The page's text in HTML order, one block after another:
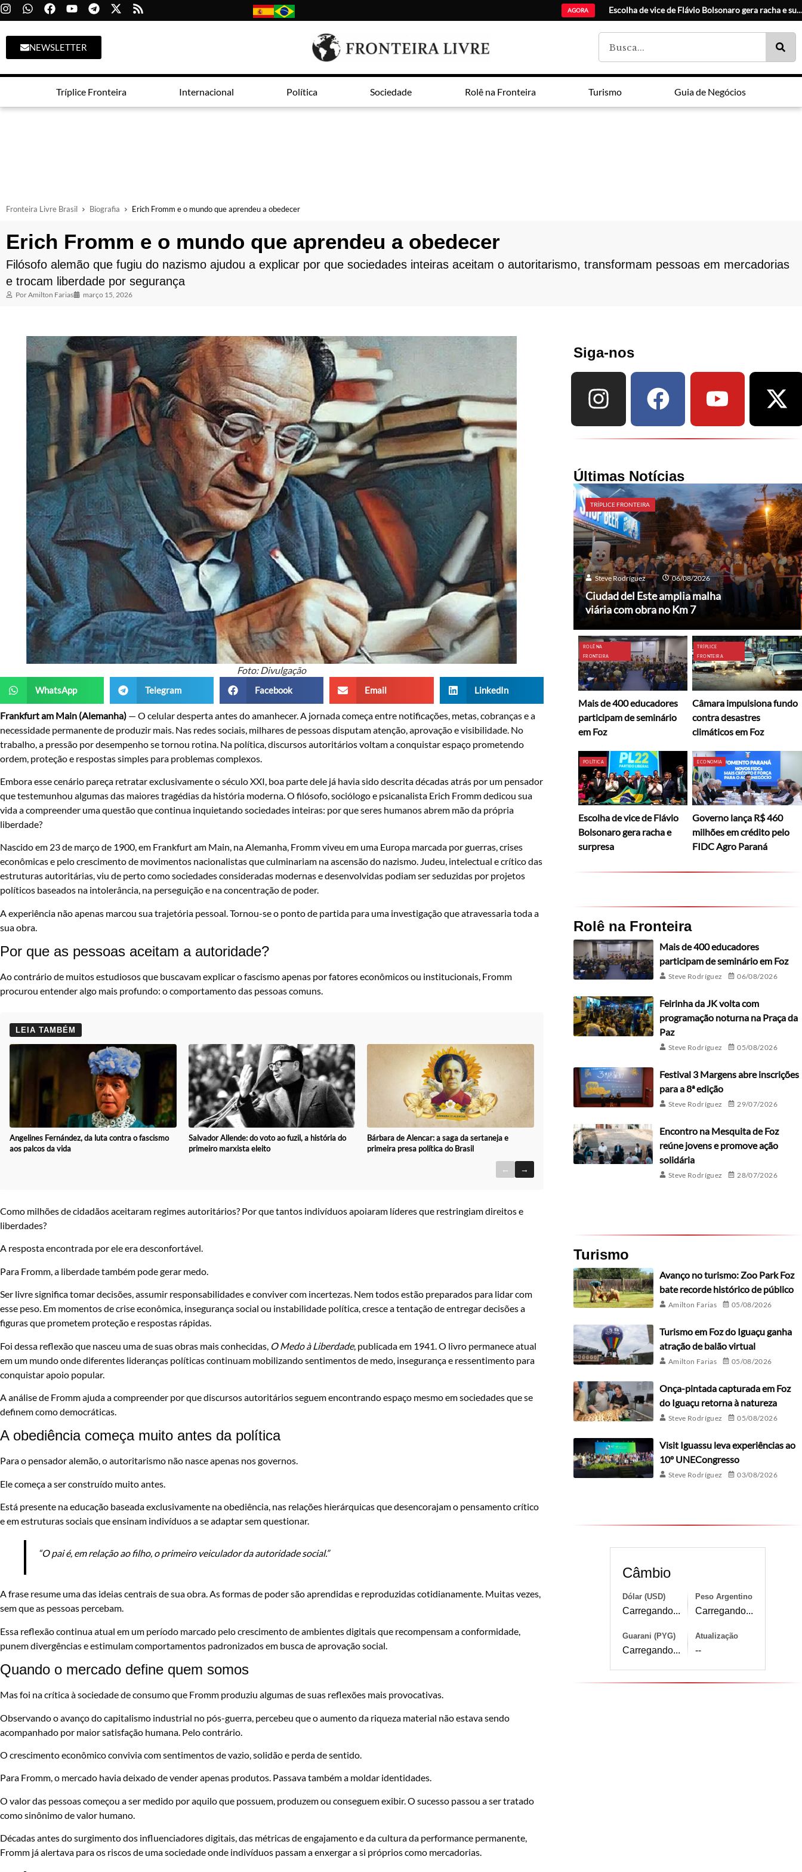
AGORA Ciudad del Este amplia ma
NEWSLETTER
Tríplice Fronteira Internacional Política Sociedade Rolê na Fronteira Turismo Guia de Negócios
Fronteira Livre Brasil Biografia Erich Fromm e o mundo que aprendeu a obedecer
Erich Fromm e o mundo que aprendeu a obedecer
Filósofo alemão que fugiu do nazismo ajudou a explicar por que sociedades inteiras aceitam o autoritarismo, transformam pessoas em mercadorias
e trocam liberdade por segurança
PorAmilton Farias março 15, 2026
Foto: Divulgação
WhatsApp Telegram Facebook Email LinkedIn
Frankfurt am Main (Alemanha) — O celular desperta antes do amanhecer. A jornada começa entre notificações, metas, cobranças e a
necessidade permanente de produzir mais. Nas redes sociais, milhares de pessoas disputam atenção, aprovação e visibilidade. No
trabalho, a pressão por desempenho se tornou rotina. Na política, discursos autoritários voltam a conquistar espaço prometendo
ordem, proteção e respostas simples para problemas complexos.
Embora esse cenário pareça retratar exclusivamente o século XXI, boa parte dele já havia sido descrita décadas atrás por um pensador
que testemunhou algumas das maiores tragédias da história moderna. O filósofo, sociólogo e psicanalista Erich Fromm dedicou sua
vida a compreender uma questão que continua inquietando sociedades inteiras: por que seres humanos abrem mão da própria
liberdade?
Nascido em 23 de março de 1900, em Frankfurt am Main, na Alemanha, Fromm viveu em uma Europa marcada por guerras, crises
econômicas e pelo crescimento de movimentos nacionalistas que culminariam na ascensão do nazismo. Judeu, intelectual e crítico das
estruturas autoritárias, viu de perto como sociedades consideradas modernas e desenvolvidas podiam ser seduzidas por projetos
políticos baseados na intolerância, na perseguição e na concentração de poder.
A experiência não apenas marcou sua trajetória pessoal. Tornou-se o ponto de partida para uma investigação que atravessaria toda a
sua obra.
Por que as pessoas aceitam a autoridade?
Ao contrário de muitos estudiosos que buscavam explicar o fascismo apenas por fatores econômicos ou institucionais, Fromm
procurou entender algo mais profundo: o comportamento das pessoas comuns.
LEIA TAMBÉM
Angelines Fernández, da luta contra o fascismo
aos palcos da vida
Salvador Allende: do voto ao fuzil, a história do
primeiro marxista eleito
Bárbara de Alencar: a saga da sertaneja e
primeira presa política do Brasil
← →
Como milhões de cidadãos aceitaram regimes autoritários? Por que tantos indivíduos apoiaram líderes que restringiam direitos e
liberdades?
A resposta encontrada por ele era desconfortável.
Para Fromm, a liberdade também pode gerar medo.
Ser livre significa tomar decisões, assumir responsabilidades e conviver com incertezas. Nem todos estão preparados para lidar com
esse peso. Em momentos de crise econômica, insegurança social ou instabilidade política, cresce a tentação de entregar decisões a
figuras que prometem proteção e respostas rápidas.
Foi dessa reflexão que nasceu uma de suas obras mais conhecidas, O Medo à Liberdade, publicada em 1941. O livro permanece atual
em um mundo onde diferentes lideranças políticas continuam mobilizando sentimentos de medo, insegurança e ressentimento para
conquistar apoio popular.
A análise de Fromm ajuda a compreender por que discursos autoritários seguem encontrando espaço mesmo em sociedades que se
definem como democráticas.
A obediência começa muito antes da política
Para o pensador alemão, o autoritarismo não nasce apenas nos governos.
Ele começa a ser construído muito antes.
Está presente na educação baseada exclusivamente na obediência, nas relações hierárquicas que desencorajam o pensamento crítico
e em estruturas sociais que ensinam indivíduos a se adaptar sem questionar.
“O pai é, em relação ao filho, o primeiro veiculador da autoridade social.”
A frase resume uma das ideias centrais de sua obra. As formas de poder são aprendidas e reproduzidas cotidianamente. Muitas vezes,
sem que as pessoas percebam.
Essa reflexão continua atual em um período marcado pelo crescimento de ambientes digitais que recompensam a conformidade,
punem divergências e estimulam comportamentos padronizados em busca de aprovação social.
Quando o mercado define quem somos
Mas foi na crítica à sociedade de consumo que Fromm produziu algumas de suas reflexões mais provocativas.
Observando o avanço do capitalismo industrial no pós-guerra, percebeu que o aumento da riqueza material não estava sendo
acompanhado por maior satisfação humana. Pelo contrário.
O crescimento econômico convivia com sentimentos de vazio, solidão e perda de sentido.
Para Fromm, o mercado havia deixado de vender apenas produtos. Passava também a moldar identidades.
O valor das pessoas começou a ser medido por aquilo que possuem, produzem ou conseguem exibir. O sucesso passou a ser tratado
como sinônimo de valor humano.
Décadas antes do surgimento dos influenciadores digitais, das métricas de engajamento e da cultura da performance permanente,
Fromm já alertava para os riscos de uma sociedade onde indivíduos passam a enxergar a si próprios como mercadorias.
Siga-nos
Últimas Notícias
TRÍPLICE FRONTEIRA
Steve Rodríguez 06/08/2026
Ciudad del Este amplia malha
viária com obra no Km 7
ROLÊ NA
FRONTEIRA
Mais de 400 educadores
participam de seminário
em Foz
TRÍPLICE
FRONTEIRA
Câmara impulsiona fundo
contra desastres
climáticos em Foz
POLÍTICA
Escolha de vice de Flávio
Bolsonaro gera racha e
surpresa
ECONOMIA
Governo lança R$ 460
milhões em crédito pelo
FIDC Agro Paraná
Rolê na Fronteira
Mais de 400 educadores
participam de seminário em Foz
Steve Rodríguez 06/08/2026
Feirinha da JK volta com
programação noturna na Praça da
Paz
Steve Rodríguez 05/08/2026
Festival 3 Margens abre inscrições
para a 8ª edição
Steve Rodríguez 29/07/2026
Encontro na Mesquita de Foz
reúne jovens e promove ação
solidária
Steve Rodríguez 28/07/2026
Turismo
Avanço no turismo: Zoo Park Foz
bate recorde histórico de público
Amilton Farias 05/08/2026
Turismo em Foz do Iguaçu ganha
atração de balão virtual
Amilton Farias 05/08/2026
Onça-pintada capturada em Foz
do Iguaçu retorna à natureza
Steve Rodríguez 05/08/2026
Visit Iguassu leva experiências ao
10º UNECongresso
Steve Rodríguez 03/08/2026
Câmbio
Dólar (USD)
Carregando...
Peso Argentino
Carregando...
Guarani (PYG)
Carregando...
Atualização
--